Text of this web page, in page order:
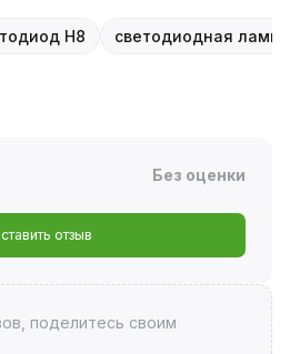
H8 светодиодная
Без оценки
отзыв
поделитесь своим